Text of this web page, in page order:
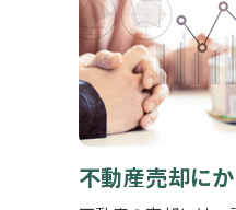
不動産売却に